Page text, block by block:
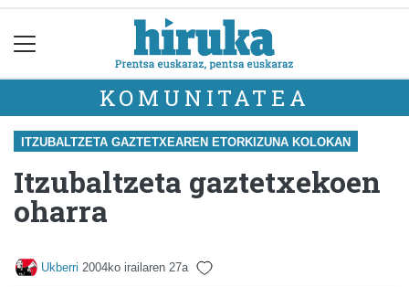
KOMUNITATEA
ITZUBALTZETA GAZTETXEAREN ETORKIZUNA KOLOKAN
Itzubaltzeta gaztetxekoen
oharra
Ukberri 2004ko irailaren 27a